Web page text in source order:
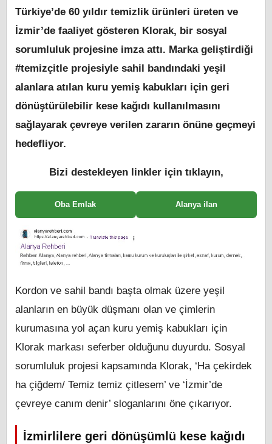
Türkiye’de 60 yıldır temizlik ürünleri üreten ve
İzmir’de faaliyet gösteren Klorak, bir sosyal
sorumluluk projesine imza attı. Marka geliştirdiği
#temizçitle projesiyle sahil bandındaki yeşil
alanlara atılan kuru yemiş kabukları için geri
dönüştürülebilir kese kağıdı kullanılmasını
sağlayarak çevreye verilen zararın önüne geçmeyi
hedefliyor.
Bizi destekleyen linkler için tıklayın,
Oba Emlak Alanya ilan
Kordon ve sahil bandı başta olmak üzere yeşil
alanların en büyük düşmanı olan ve çimlerin
kurumasına yol açan kuru yemiş kabukları için
Klorak markası seferber olduğunu duyurdu. Sosyal
sorumluluk projesi kapsamında Klorak, ‘Ha çekirdek
ha çiğdem/ Temiz temiz çitlesem’ ve ‘İzmir’de
çevreye canım denir’ sloganlarını öne çıkarıyor.
İzmirlilere geri dönüşümlü kese kağıdı